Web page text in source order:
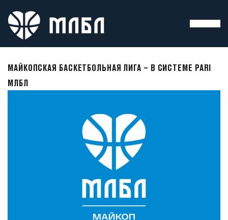
МАЙКОПСКАЯ БАСКЕТБОЛЬНАЯ ЛИГА – В СИСТЕМЕ PARI
МЛБЛ